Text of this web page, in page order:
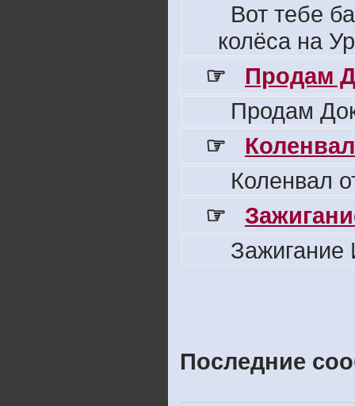
Вот тебе
колёса на
☞
Продам
Продам
☞
Коленвал
☞
Последние